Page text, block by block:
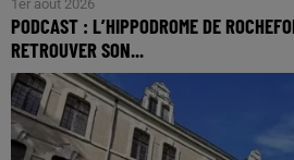
1er août 2026
PODCAST : L’HIPPODROME DE
RETROUVER SON...